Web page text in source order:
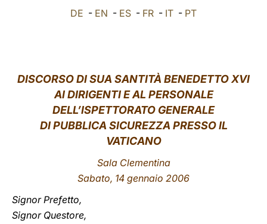
中文
LATINE
DE - EN - ES - FR - IT - PT
DISCORSO DI SUA SANTITÀ BENEDETTO XVI
AI DIRIGENTI E AL PERSONALE
DELL’ISPETTORATO GENERALE
DI PUBBLICA SICUREZZA PRESSO IL
VATICANO
Sala Clementina
Sabato, 14 gennaio 2006
Signor Prefetto,
Signor Questore,